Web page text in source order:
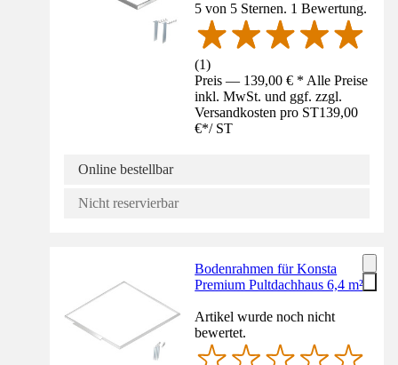
5 von 5 Sternen. 1 Bewertung.
(1)
Preis — 139,00 € * Alle Preise
inkl. MwSt. und ggf. zzgl.
Versandkosten pro ST139,00
€*/ ST
Online bestellbar
Nicht reservierbar
Bodenrahmen für Konsta
Premium Pultdachhaus 6,4 m²
Artikel wurde noch nicht
bewertet.